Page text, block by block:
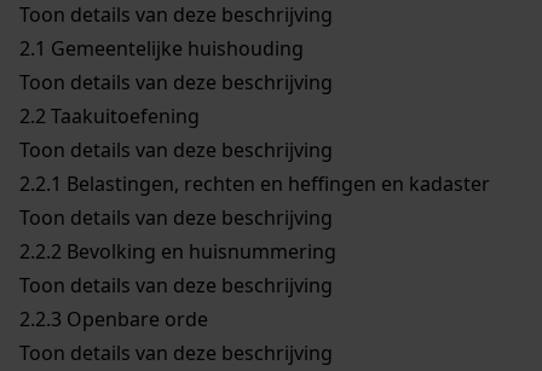
Toon details van deze beschrijving
2.1 Gemeentelijke huishouding
Toon details van deze beschrijving
2.2 Taakuitoefening
Toon details van deze beschrijving
2.2.1 Belastingen, rechten en heffingen en kadaster
Toon details van deze beschrijving
2.2.2 Bevolking en huisnummering
Toon details van deze beschrijving
2.2.3 Openbare orde
Toon details van deze beschrijving